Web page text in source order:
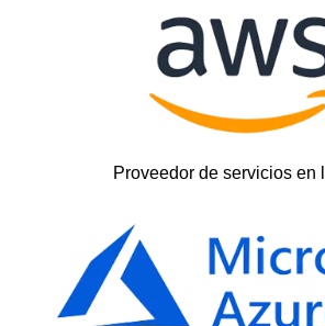
Proveedor de servicios en